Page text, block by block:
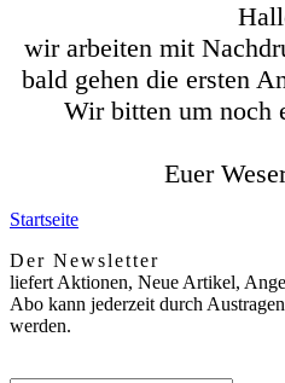
wir arbeiten mit
bald gehen die ersten
Wir bitten um noch
Euer
Startseite
Der Newsletter
liefert Aktionen, Neue Artikel,
Abo kann jederzeit durch
werden.